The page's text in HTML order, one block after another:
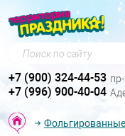
Поиск по сайту
+7 (900) 324-44-53
+7 (996) 900-40-04